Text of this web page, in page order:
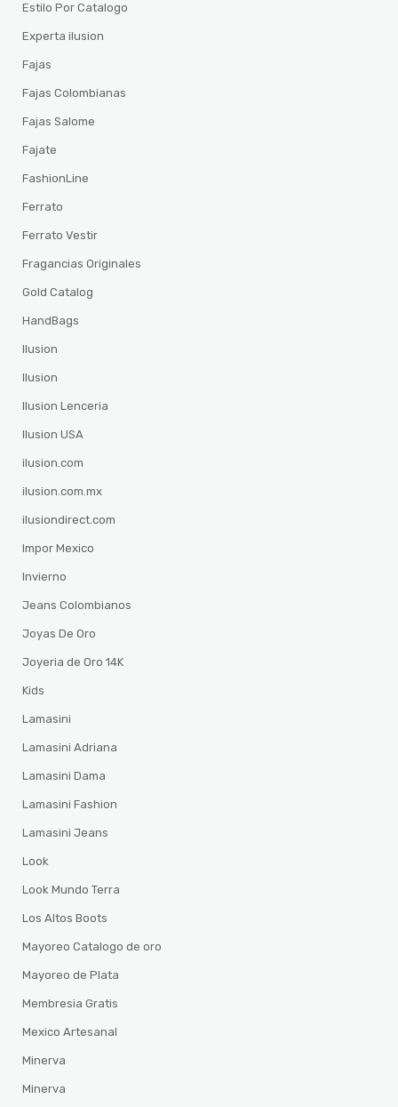
Estilo Por Catalogo
Experta ilusion
Fajas
Fajas Colombianas
Fajas Salome
Fajate
FashionLine
Ferrato
Ferrato Vestir
Fragancias Originales
Gold Catalog
HandBags
Ilusion
Ilusion
Ilusion Lenceria
Ilusion USA
ilusion.com
ilusion.com.mx
ilusiondirect.com
Impor Mexico
Invierno
Jeans Colombianos
Joyas De Oro
Joyeria de Oro 14K
Kids
Lamasini
Lamasini Adriana
Lamasini Dama
Lamasini Fashion
Lamasini Jeans
Look
Look Mundo Terra
Los Altos Boots
Mayoreo Catalogo de oro
Mayoreo de Plata
Membresia Gratis
Mexico Artesanal
Minerva
Minerva